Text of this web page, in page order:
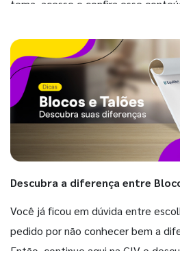
tema, acesse e confira esse
Descubra a diferença entre
Você já ficou em dúvida entre
pedido por não conhecer bem a
Então, continue aqui na GIV e